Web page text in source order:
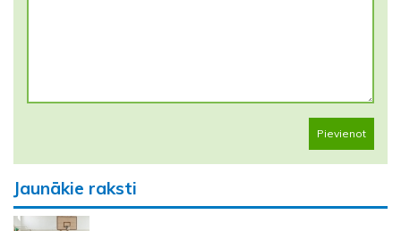
Pievienot
Jaunākie raksti